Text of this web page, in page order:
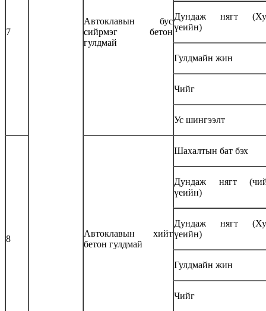
7
Автоклавын бус
сийрмэг бетон
гулдмай
Дундаж нягт
үеийн)
Гулдмайн жин
Чийг
Ус шингээлт
8
Автоклавын хийт
бетон гулдмай
Шахалтын бат бэх
Дундаж нягт
үеийн)
Дундаж нягт
үеийн)
Гулдмайн жин
Чийг